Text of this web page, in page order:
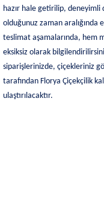
hazır hale getirilip, deneyimli
olduğunuz zaman aralığında
teslimat aşamalarında, hem
eksiksiz olarak
siparişlerinizde, çiçekleriniz
tarafından Florya Çiçekçilik
ulaştırılacaktır.